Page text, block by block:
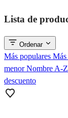
Lista de
Ordenar
Más populares Más
menorNombre A-Z
descuento